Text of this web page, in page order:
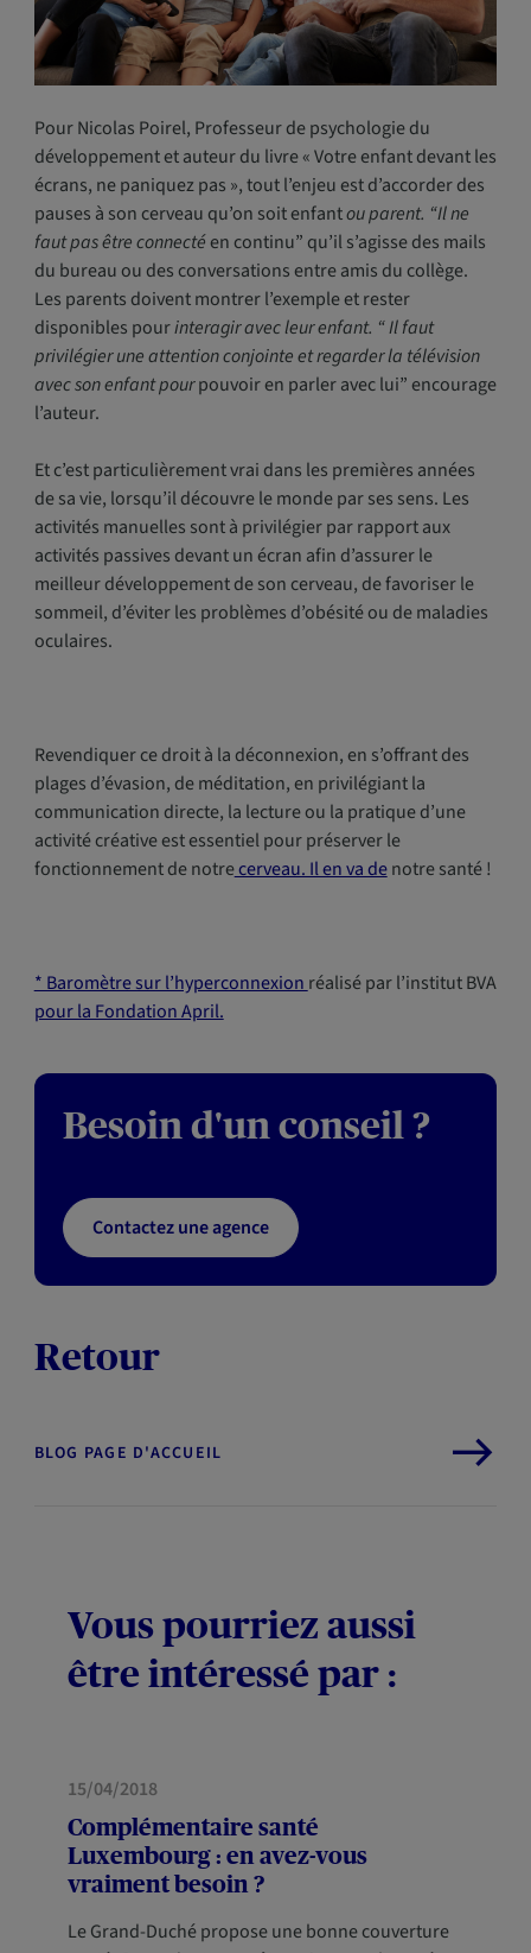
Pour Nicolas Poirel, Professeur de psychologie du
développement et auteur du livre « Votre enfant devant les
écrans, ne paniquez pas », tout l’enjeu est d’accorder des
pauses à son cerveau qu’on soit enfantou parent. “Il ne
faut pas être connectéen continu” qu’il s’agisse des mails
du bureau ou des conversations entre amis du collège.
Les parents doivent montrer l’exemple et rester
disponibles pourinteragir avec leur enfant. “ Il faut
privilégier une attention conjointe et regarder la télévision
avec son enfant pourpouvoir en parler avec lui” encourage
l’auteur.
Et c’est particulièrement vrai dans les premières années
de sa vie, lorsqu’il découvre le monde par ses sens. Les
activités manuelles sont à privilégier par rapport aux
activités passives devant un écran afin d’assurer le
meilleur développement de son cerveau, de favoriser le
sommeil, d’éviter les problèmes d’obésité ou de maladies
oculaires.
Revendiquer ce droit à la déconnexion, en s’offrant des
plages d’évasion, de méditation, en privilégiant la
communication directe, la lecture ou la pratique d’une
activité créative est essentiel pour préserver le
fonctionnement de notrecerveau. Il en va denotre santé !
* Baromètre sur l’hyperconnexion réalisé par l’institut BVA
pour la Fondation April.
Besoin d'un conseil ?
Contactez une agence
Retour
BLOG PAGE D'ACCUEIL
Vous pourriez aussi
être intéressé par :
SANTÉ
15/04/2018
Complémentaire santé
Luxembourg : en avez-vous
vraiment besoin ?
Le Grand-Duché propose une bonne couverture